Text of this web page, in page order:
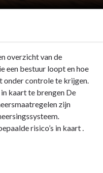
overzicht van de
een bestuur loopt en hoe
onder controle te krijgen.
kaart te brengen De
zijn
risico’s in kaart .